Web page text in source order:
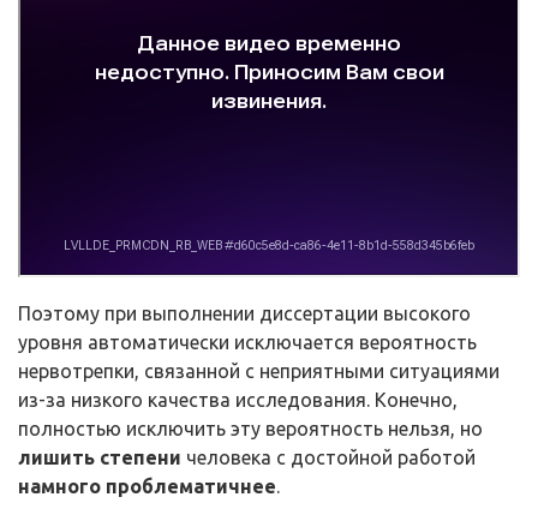
Поэтому при выполнении диссертации высокого
уровня автоматически исключается вероятность
нервотрепки, связанной с неприятными ситуациями
из-за низкого качества исследования. Конечно,
полностью исключить эту вероятность нельзя, но
лишить степени человека с достойной работой
намного проблематичнее.